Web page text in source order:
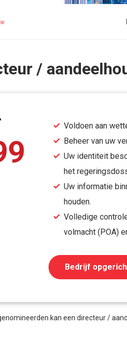
/
Voldoen aan
Beheer van uw
Uw identiteit
het
Uw informatie
houden.
Volledige
volmacht (POA)
Bedrijf
kan een directeur /